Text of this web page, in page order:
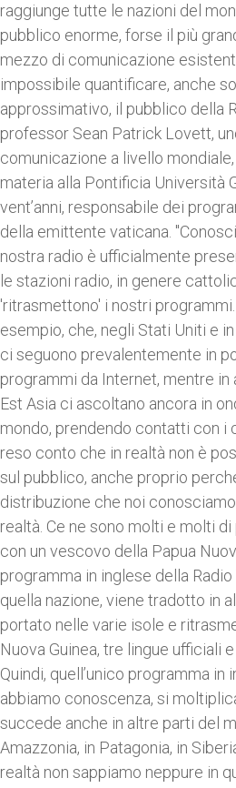
raggiunge tutte le nazioni del
pubblico enorme, forse il più
mezzo di comunicazione
impossibile quantificare, anche
approssimativo, il pubblico della
professor Sean Patrick Lovett,
comunicazione a livello
materia alla Pontificia Università
vent’anni, responsabile dei
della emittente vaticana.
nostra radio è ufficialmente
le stazioni radio, in genere
'ritrasmettono' i nostri
esempio, che, negli Stati Uniti e
ci seguono prevalentemente in
programmi da Internet, mentre in
Est Asia ci ascoltano ancora in
mondo, prendendo contatti con i
reso conto che in realtà non è
sul pubblico, anche proprio
distribuzione che noi
realtà. Ce ne sono molti e molti di
con un vescovo della Papua
programma in inglese della
quella nazione, viene tradotto in
portato nelle varie isole e
Nuova Guinea, tre lingue ufficiali
Quindi, quell’unico programma in
abbiamo conoscenza, si
succede anche in altre parti del
Amazzonia, in Patagonia, in
realtà non sappiamo neppure in